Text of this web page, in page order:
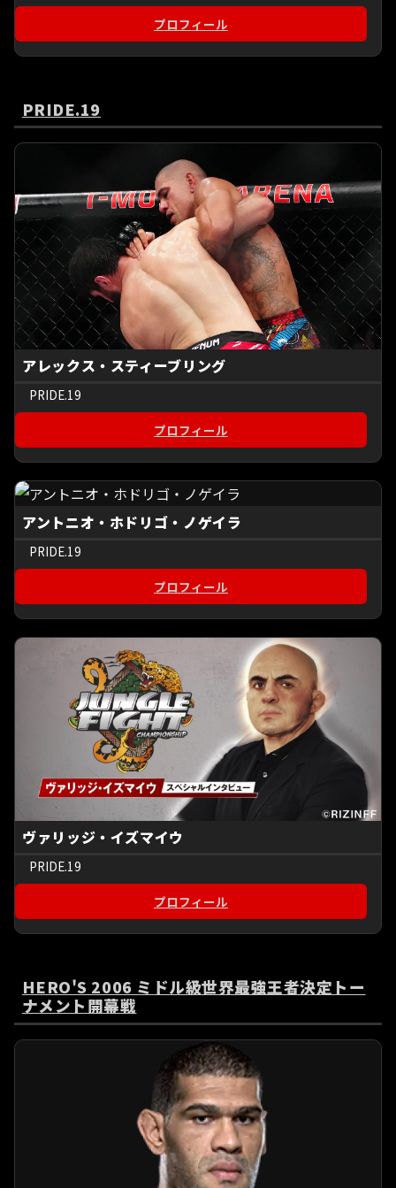
プロフィール
PRIDE.19
アレックス・スティーブリング
PRIDE.19
プロフィール
アントニオ・ホドリゴ・ノゲイラ
PRIDE.19
プロフィール
ヴァリッジ・イズマイウ
PRIDE.19
プロフィール
HERO'S 2006 ミドル級世界最強王者決定トー
ナメント開幕戦